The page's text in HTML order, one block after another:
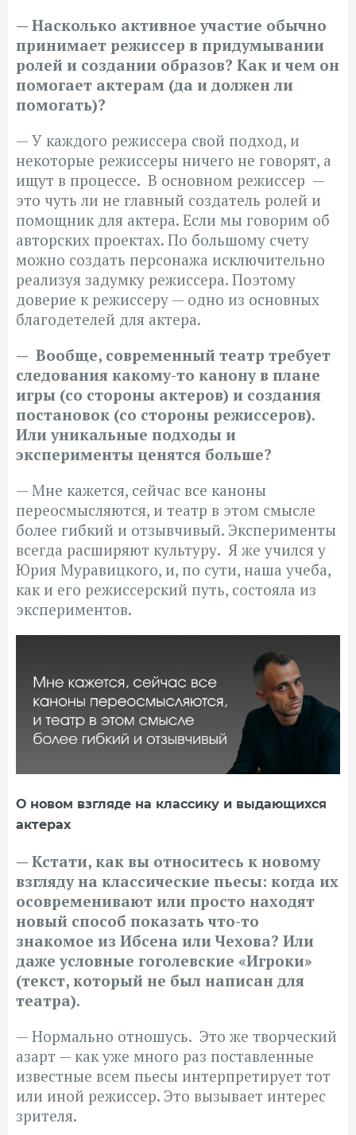
— Насколько активное участие обычно
принимает режиссер в придумывании
ролей и создании образов? Как и чем он
помогает актерам (да и должен ли
помогать)?
— У каждого режиссера свой подход, и
некоторые режиссеры ничего не говорят, а
ищут в процессе. В основном режиссер —
это чуть ли не главный создатель ролей и
помощник для актера. Если мы говорим об
авторских проектах. По большому счету
можно создать персонажа исключительно
реализуя задумку режиссера. Поэтому
доверие к режиссеру — одно из основных
благодетелей для актера.
— Вообще, современный театр требует
следования какому-то канону в плане
игры (со стороны актеров) и создания
постановок (со стороны режиссеров).
Или уникальные подходы и
эксперименты ценятся больше?
— Мне кажется, сейчас все каноны
переосмысляются, и театр в этом смысле
более гибкий и отзывчивый. Эксперименты
всегда расширяют культуру. Я же учился у
Юрия Муравицкого, и, по сути, наша учеба,
как и его режиссерский путь, состояла из
экспериментов.
О новом взгляде на классику и выдающихся
актерах
— Кстати, как вы относитесь к новому
взгляду на классические пьесы: когда их
осовременивают или просто находят
новый способ показать что-то
знакомое из Ибсена или Чехова? Или
даже условные гоголевские «Игроки»
(текст, который не был написан для
театра).
— Нормально отношусь. Это же творческий
азарт — как уже много раз поставленные
известные всем пьесы интерпретирует тот
или иной режиссер. Это вызывает интерес
зрителя.